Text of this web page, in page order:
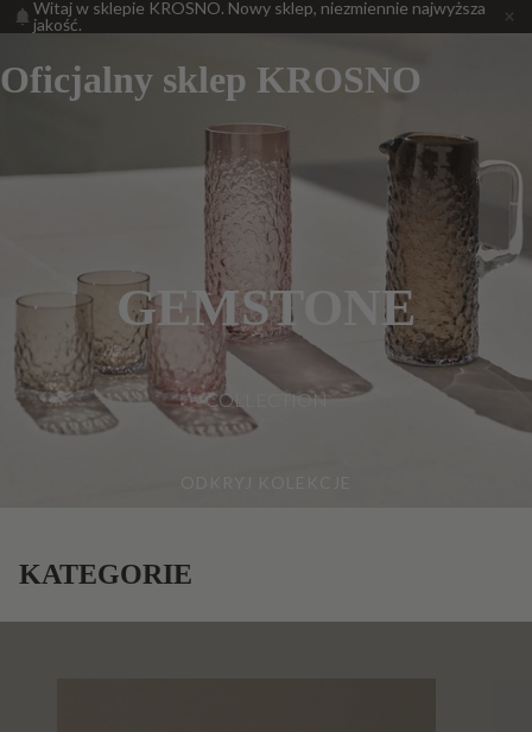
Witaj w sklepie KROSNO. Nowy sklep, niezmiennie najwyższa
jakość.
Oficjalny sklep KROSNO
GEMSTONE
COLLECTION
KATEGORIE